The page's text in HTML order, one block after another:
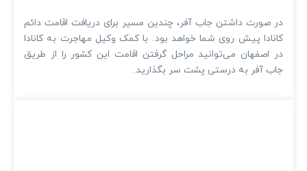
در صورت داشتن جاب آفر، چندین مسیر برای دریافت اقامت دائم
کانادا پیش روی شما خواهد بود. با کمک وکیل مهاجرت به کانادا
در اصفهان می‌توانید مراحل گرفتن اقامت این کشور را از طریق
جاب آفر به درستی پشت سر بگذارید.